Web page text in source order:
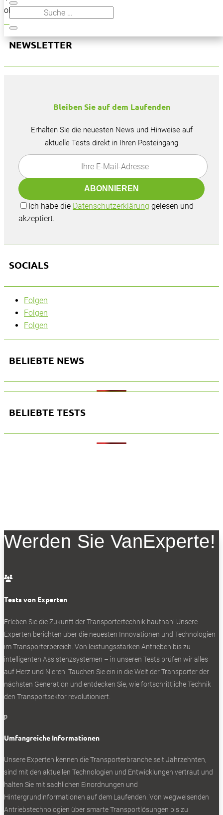
oben, um den Beitrag zu finden.
NEWSLETTER
Bleiben Sie auf dem Laufenden
Erhalten Sie die neuesten News und Hinweise auf
aktuelle Tests direkt in Ihren Posteingang
Ich habe die Datenschutzerklärung gelesen und
akzeptiert.
SOCIALS
Folgen
Folgen
Folgen
BELIEBTE NEWS
BELIEBTE TESTS
Werden Sie VanExperte!

Tests von Experten
Erleben Sie die Zukunft der Transportertechnik hautnah! Unsere
Experten berichten über die neuesten Innovationen und Technologien
im Transporterbereich. Von leistungsstarken Antrieben bis zu
intelligenten Assistenzsystemen – in unseren Tests prüfen wir alles
auf Herz und Nieren. Tauchen Sie ein in die Welt der Transporter der
nächsten Generation und entdecken Sie, wie fortschrittliche Technik
den Transportsektor revolutioniert.
p
Umfangreiche Informationen
Unsere Experten kennen die Transporterbranche seit Jahrzehnten,
sind mit den aktuellen Technologien und Entwicklungen vertraut und
halten Sie mit sachlichen Einordnungen und
Hintergrundinformationen auf dem Laufenden. Von wegweisenden
Antriebstechnologien über smarte Transportlösungen bis zu